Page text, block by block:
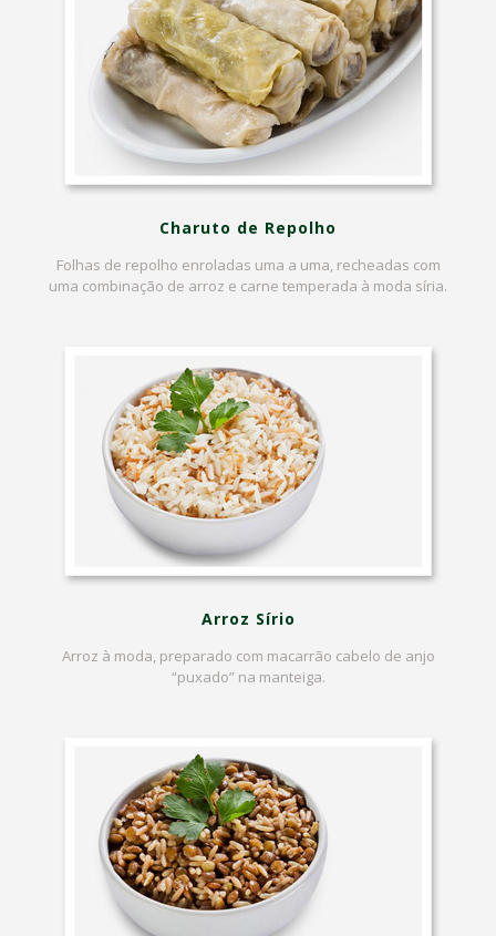
Charuto de Repolho
Folhas de repolho enroladas uma a uma, recheadas com
uma combinação de arroz e carne temperada à moda síria.
Arroz Sírio
Arroz à moda, preparado com macarrão cabelo de anjo
“puxado” na manteiga.